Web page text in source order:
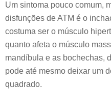
Um sintoma pouco comum,
disfunções de ATM é o
costuma ser o músculo
quanto afeta o músculo
mandíbula e as bochechas,
pode até mesmo deixar um
quadrado.